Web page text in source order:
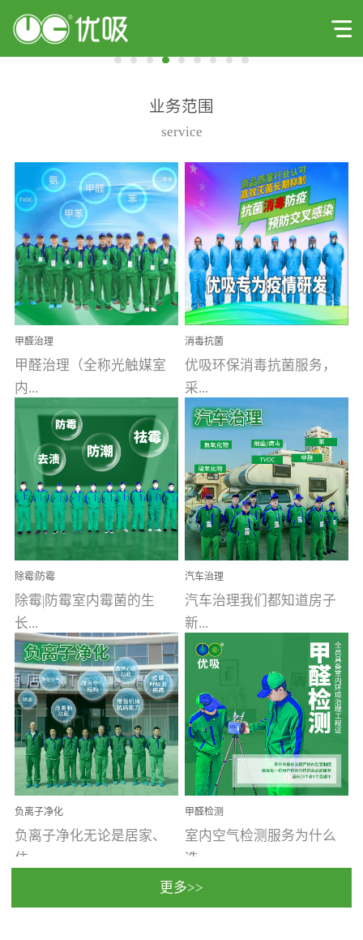
业务范围
service
甲醛治理
甲醛治理（全称光触媒室
内...
空气污染净化治理）工业
文明的进步，创造了多姿
多彩的家居产品和生活情
调，但也带来了以甲醛为
首的室内...
消毒抗菌
优吸环保消毒抗菌服务，
采...
用行业公认奥维牌消毒
液，具备杀死人体冠状病
毒的功效，杀菌率
99.99%。相对于传统消毒
液来说，无...
除霉|防霉
除霉|防霉室内霉菌的生
长...
受温度、湿度、基质养
分、通风四个条件影响，
温暖潮湿、营养物质多、
通风缓慢的空间最易滋生
大量霉菌的...
汽车治理
汽车治理我们都知道房子
新...
装修完会有甲醛，其实汽
车的甲醛超标问题更为严
重。汽车的空间范围小，
配件、皮具、装饰多，这
些都是汽...
负离子净化
负离子净化无论是居家、
住...
甲醛检测
室内空气检测服务为什么
选...
更多>>